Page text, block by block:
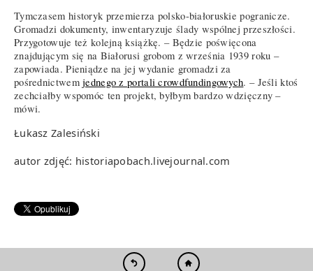
Tymczasem historyk przemierza polsko-białoruskie pogranicze.
Gromadzi dokumenty, inwentaryzuje ślady wspólnej przeszłości.
Przygotowuje też kolejną książkę. – Będzie poświęcona
znajdującym się na Białorusi grobom z września 1939 roku –
zapowiada. Pieniądze na jej wydanie gromadzi za
pośrednictwemjednego z portali crowdfundingowych. – Jeśli ktoś
zechciałby wspomóc ten projekt, byłbym bardzo wdzięczny –
mówi.
Łukasz Zalesiński
autor zdjęć: historiapobach.livejournal.com